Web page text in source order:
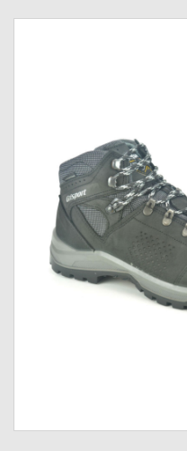
Accessoires